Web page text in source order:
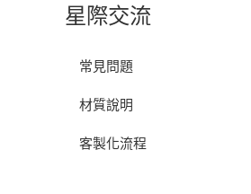
星際交流
常見問題
材質說明
客製化流程